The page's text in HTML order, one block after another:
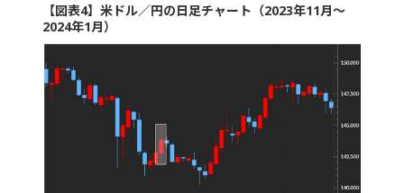
【図表4】米ドル／円の日足チャート（2023年11月～
2024年1月）